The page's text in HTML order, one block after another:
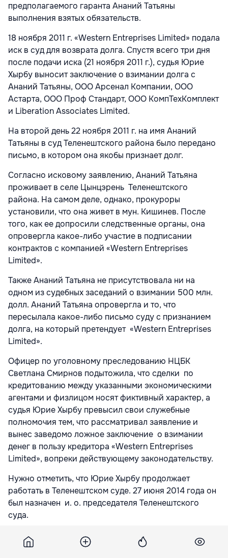
предполагаемого гаранта Ананий Татьяны
выполнения взятых обязательств.
18 ноября 2011 г. «Western Entreprises Limited» подала
иск в суд для возврата долга. Спустя всего три дня
после подачи иска (21 ноября 2011 г.), судья Юрие
Хырбу выносит заключение о взимании долга с
Ананий Татьяны, ООО Арсенал Компании, ООО
Астарта, ООО Проф Стандарт, ООО КомпТехКомплект
и Liberation Associates Limited.
На второй день 22 ноября 2011 г. на имя Ананий
Татьяны в суд Теленештского района было передано
письмо, в котором она якобы признает долг.
Согласно исковому заявлению, Ананий Татьяна
проживает в селе Цынцэрень Теленештского
района. На самом деле, однако, прокуроры
установили, что она живет в мун. Кишинев. После
того, как ее допросили следственные органы, она
опровергла какое-либо участие в подписании
контрактов с компанией «Western Entreprises
Limited».
Также Ананий Татьяна не присутствовала ни на
одном из судебных заседаний о взимании 500 млн.
долл. Ананий Татьяна опровергла и то, что
пересылала какое-либо письмо суду с признанием
долга, на который претендует «Western Entreprises
Limited».
Офицер по уголовному преследованию НЦБК
Светлана Смирнов подытожила, что сделки по
кредитованию между указанными экономическими
агентами и физлицом носят фиктивный характер, а
судья Юрие Хырбу превысил свои служебные
полномочия тем, что рассматривал заявление и
вынес заведомо ложное заключение о взимании
денег в пользу кредитора «Western Entreprises
Limited», вопреки действующему законодательству.
Нужно отметить, что Юрие Хырбу продолжает
работать в Теленештском суде. 27 июня 2014 года он
был назначен и. о. председателя Теленештского
суда.
Как указывает «Ziarului Național», Юрие Хырбу
задействован в трех делах, касающихся операции по